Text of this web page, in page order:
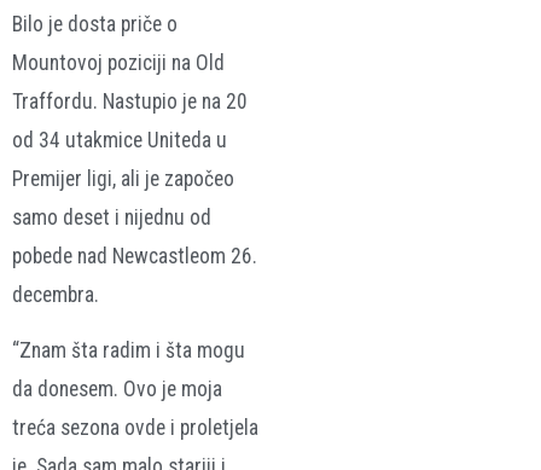
Bilo je dosta priče o
Mountovoj poziciji na Old
Traffordu. Nastupio je na 20
od 34 utakmice Uniteda u
Premijer ligi, ali je započeo
samo deset i nijednu od
pobede nad Newcastleom 26.
decembra.
“Znam šta radim i šta mogu
da donesem. Ovo je moja
treća sezona ovde i proletjela